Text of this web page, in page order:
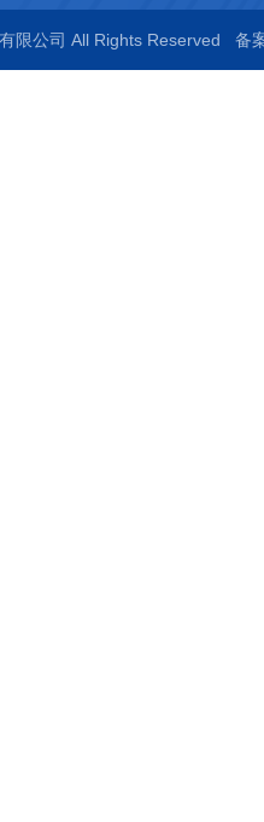
限公司 All Rights Reserved 备